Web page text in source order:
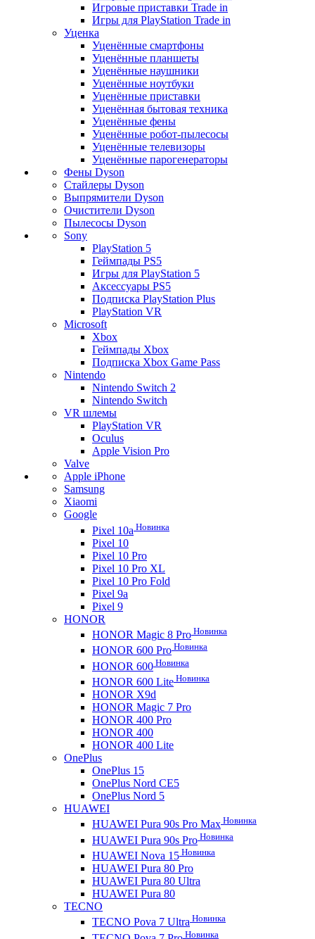
Игровые приставки Trade in
Игры для PlayStation Trade in
Уценка
Уценённые смартфоны
Уценённые планшеты
Уценённые наушники
Уценённые ноутбуки
Уценённые приставки
Уценённая бытовая техника
Уценённые фены
Уценённые робот-пылесосы
Уценённые телевизоры
Уценённые парогенераторы
Фены Dyson
Стайлеры Dyson
Выпрямители Dyson
Очистители Dyson
Пылесосы Dyson
Sony
PlayStation 5
Геймпады PS5
Игры для PlayStation 5
Аксессуары PS5
Подписка PlayStation Plus
PlayStation VR
Microsoft
Xbox
Геймпады Xbox
Подписка Xbox Game Pass
Nintendo
Nintendo Switch 2
Nintendo Switch
VR шлемы
PlayStation VR
Oculus
Apple Vision Pro
Valve
Apple iPhone
Samsung
Xiaomi
Google
Pixel 10a Новинка
Pixel 10
Pixel 10 Pro
Pixel 10 Pro XL
Pixel 10 Pro Fold
Pixel 9a
Pixel 9
HONOR
HONOR Magic 8 Pro Новинка
HONOR 600 Pro Новинка
HONOR 600 Новинка
HONOR 600 Lite Новинка
HONOR X9d
HONOR Magic 7 Pro
HONOR 400 Pro
HONOR 400
HONOR 400 Lite
OnePlus
OnePlus 15
OnePlus Nord CE5
OnePlus Nord 5
HUAWEI
HUAWEI Pura 90s Pro Max Новинка
HUAWEI Pura 90s Pro Новинка
HUAWEI Nova 15 Новинка
HUAWEI Pura 80 Pro
HUAWEI Pura 80 Ultra
HUAWEI Pura 80
TECNO
TECNO Pova 7 Ultra Новинка
Новинка